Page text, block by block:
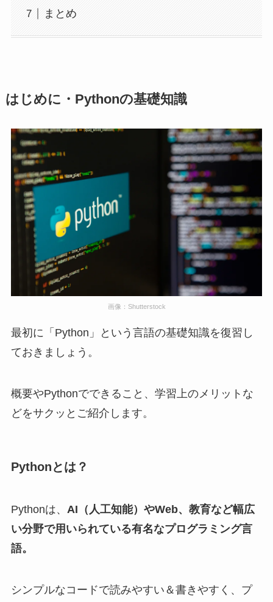
まとめ
はじめに・Pythonの基礎知識
画像：Shutterstock
最初に「Python」という言語の基礎知識を復習し
ておきましょう。
概要やPythonでできること、学習上のメリットな
どをサクッとご紹介します。
Pythonとは？
Pythonは、 AI（人工知能）やWeb、教育など幅広
い分野で用いられている有名なプログラミング言
語。
シンプルなコードで読みやすい＆書きやすく、プ